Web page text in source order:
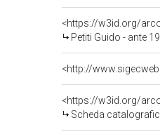
<https://w3id.org/
Petiti Guido - ante
<https://w3id.org/
Scheda